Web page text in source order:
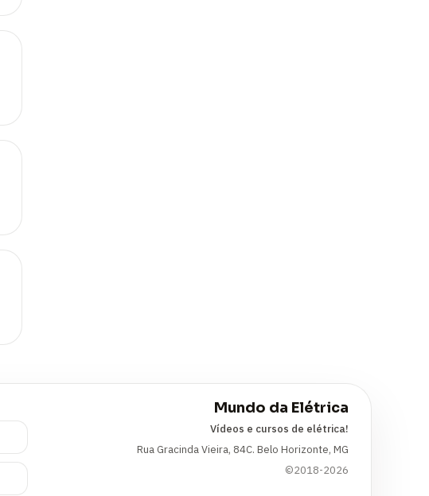
Mundo da Elétrica
Vídeos e cursos de elétrica!
Rua Gracinda Vieira, 84C. Belo Horizonte, MG
©2018-2026